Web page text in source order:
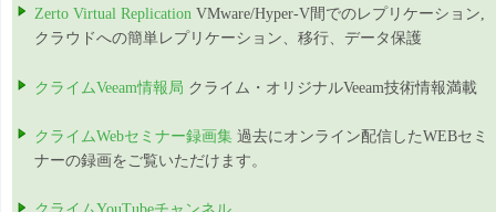
Zerto Virtual Replication VMware/Hyper-V間でのレプリケーション,
クラウドへの簡単レプリケーション、移行、データ保護
クライムVeeam情報局 クライム・オリジナルVeeam技術情報満載
クライムWebセミナー録画集 過去にオンライン配信したWEBセミ
ナーの録画をご覧いただけます。